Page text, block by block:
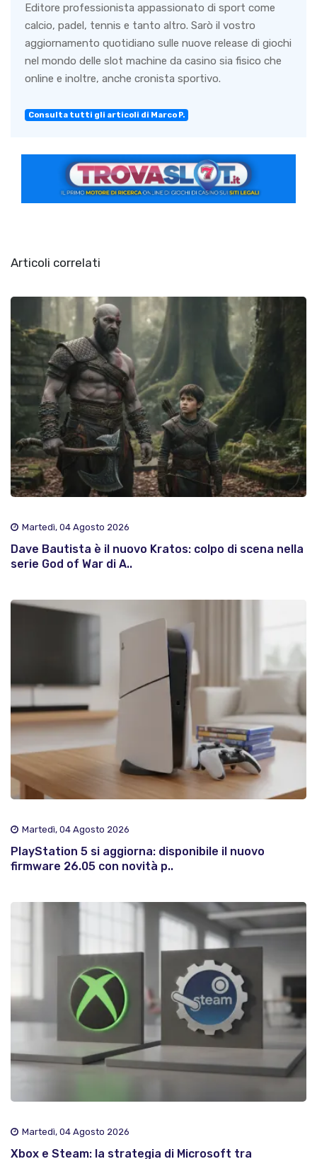
Editore professionista appassionato di sport come
calcio, padel, tennis e tanto altro. Sarò il vostro
aggiornamento quotidiano sulle nuove release di giochi
nel mondo delle slot machine da casino sia fisico che
online e inoltre, anche cronista sportivo.
Consulta tutti gli articoli di Marco P.
Articoli correlati
Martedì, 04 Agosto 2026
Dave Bautista è il nuovo Kratos: colpo di scena nella
serie God of War di A..
Martedì, 04 Agosto 2026
PlayStation 5 si aggiorna: disponibile il nuovo
firmware 26.05 con novità p..
Martedì, 04 Agosto 2026
Xbox e Steam: la strategia di Microsoft tra